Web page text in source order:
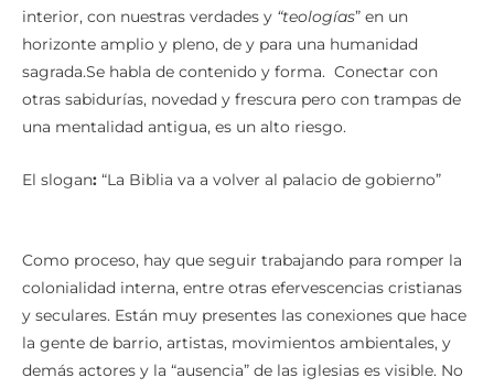
interior, con nuestras verdades y “teologías” en un
horizonte amplio y pleno, de y para una humanidad
sagrada.Se habla de contenido y forma. Conectar con
otras sabidurías, novedad y frescura pero con trampas de
una mentalidad antigua, es un alto riesgo.
El slogan: “La Biblia va a volver al palacio de gobierno”
Como proceso, hay que seguir trabajando para romper la
colonialidad interna, entre otras efervescencias cristianas
y seculares. Están muy presentes las conexiones que hace
la gente de barrio, artistas, movimientos ambientales, y
demás actores y la “ausencia” de las iglesias es visible. No